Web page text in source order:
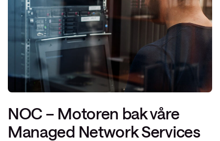
NOC – Motoren bak våre
Managed Network Services